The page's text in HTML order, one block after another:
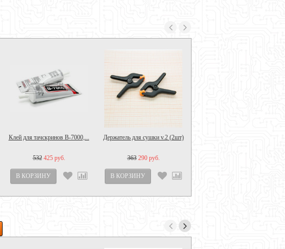
Клей для тачскринов B-7000,...
532 425 руб.
Держатель для сушки v.2 (2шт)
363 290 руб.